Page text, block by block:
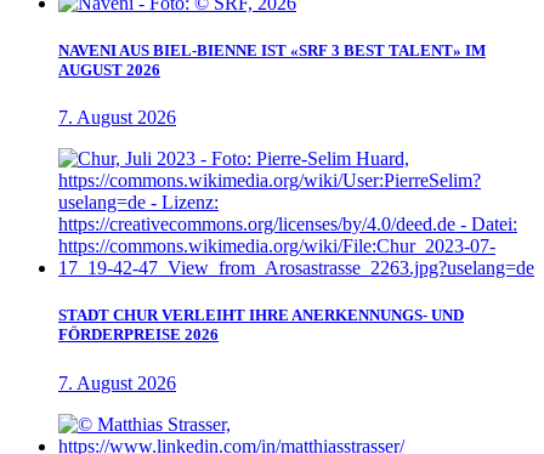
NAVENI AUS BIEL-BIENNE IST «SRF 3 BEST TALENT» IM
AUGUST 2026
7. August 2026
STADT CHUR VERLEIHT IHRE ANERKENNUNGS- UND
FÖRDERPREISE 2026
7. August 2026